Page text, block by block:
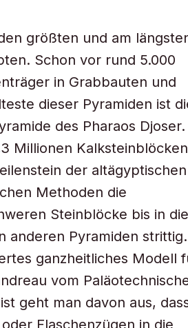
größten und am
Schon vor rund 5.000
in Grabbauten und
dieser Pyramiden ist
des Pharaos Djoser.
Millionen Kalksteinblöcken
der altägyptischen
Methoden die
Steinblöcke bis in
anderen Pyramiden strittig.
ganzheitliches Modell
vom
geht man davon aus,
Flaschenzügen in die